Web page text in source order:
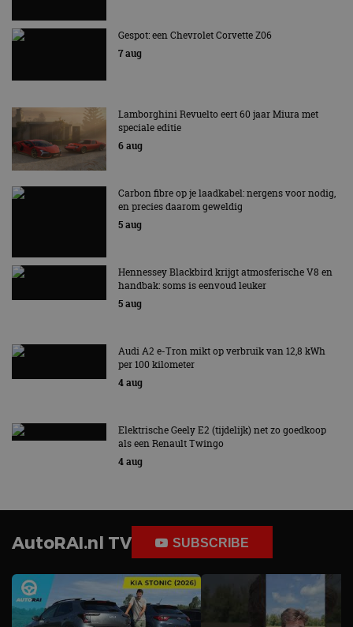
Gespot: een Chevrolet Corvette Z06
7 aug
Lamborghini Revuelto eert 60 jaar Miura met
speciale editie
6 aug
Carbon fibre op je laadkabel: nergens voor nodig,
en precies daarom geweldig
5 aug
Hennessey Blackbird krijgt atmosferische V8 en
handbak: soms is eenvoud leuker
5 aug
Audi A2 e-Tron mikt op verbruik van 12,8 kWh
per 100 kilometer
4 aug
Elektrische Geely E2 (tijdelijk) net zo goedkoop
als een Renault Twingo
4 aug
AutoRAI.nl TV SUBSCRIBE